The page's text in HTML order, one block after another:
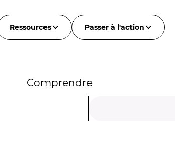
Ressources Passer à l'action
Comprendre